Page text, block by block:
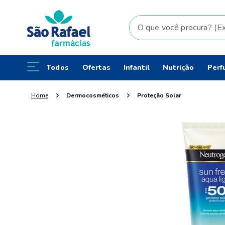
O que você procura? (Ex:
Todos Ofertas Infantil Nutrição
Dermocosméticos Proteção Solar